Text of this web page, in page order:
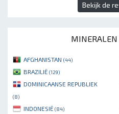
Bekijk de
MINERALEN
AFGHANISTAN (44)
BRAZILIË (129)
DOMINICAANSE REPUBLIEK
(8)
INDONESIË (84)